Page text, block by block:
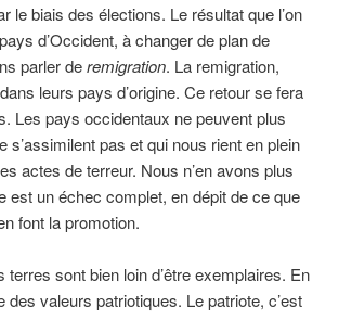
le biais des élections. Le résultat que l’on
d’Occident, à changer de plan de
parler deremigration. La remigration,
leurs pays d’origine. Ce retour se fera
Les pays occidentaux ne peuvent plus
s’assimilent pas et qui nous rient en plein
actes de terreur. Nous n’en avons plus
un échec complet, en dépit de ce que
font la promotion.
sont bien loin d’être exemplaires. En
valeurs patriotiques. Le patriote, c’est